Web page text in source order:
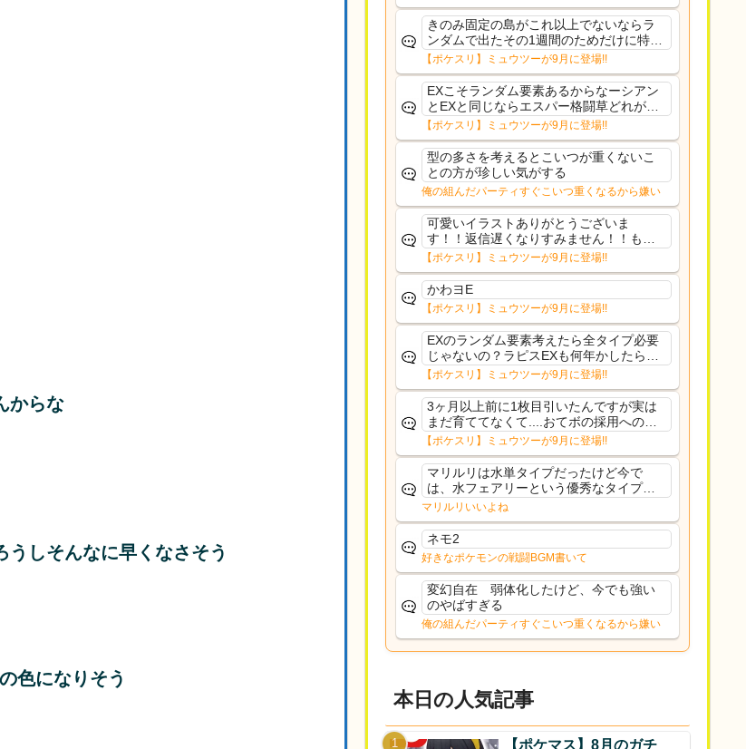
からな
しそんなに早くなさそう
色になりそう
きのみ固定の島がこれ以上でないならラ
ンダムで出たその1週間のためだけに特定
のタイプにリソース割くのなんだかむな
しい気がするわ出番がないってわけじゃ
ないから無駄ではないんだけど
【ポケスリ】ミュウツーが9月に登場!!
EXこそランダム要素あるからなーシアン
とEXと同じならエスパー格闘草どれが事
前に来るか分からんから、積む必要があ
るミュウツーは使いにくくね？って思っ
た
【ポケスリ】ミュウツーが9月に登場!!
型の多さを考えるとこいつが重くないこ
との方が珍しい気がする
俺の組んだパーティすぐこいつ重くなるから嫌い
可愛いイラストありがとうございま
す！！返信遅くなりすみません！！もう
少ししたら通常再開できます！
【ポケスリ】ミュウツーが9月に登場!!
かわヨE
【ポケスリ】ミュウツーが9月に登場!!
EXのランダム要素考えたら全タイプ必要
じゃないの？ラピスEXも何年かしたら来
るだろうし後から厳選したい育てたいっ
て思ってもどうにもならないのがこのゲ
ームだしな
【ポケスリ】ミュウツーが9月に登場!!
3ヶ月以上前に1枚目引いたんですが実は
まだ育ててなくて....おてボの採用への影
響は勉強になります。ありがとうござい
ますオイルはだいぶ強めのABBレントラ
ーいて芋の方が不安なんで1枚目にしよう
かなと思...
【ポケスリ】ミュウツーが9月に登場!!
マリルリは水単タイプだったけど今で
は、水フェアリーという優秀なタイプだ
な、後特性力持ちって見た目と全然違う
な
マリルリいいよね
ネモ2
好きなポケモンの戦闘BGM書いて
変幻自在 弱体化したけど、今でも強い
のやばすぎる
俺の組んだパーティすぐこいつ重くなるから嫌い
本日の人気記事
【ポケマス】8月のガチ